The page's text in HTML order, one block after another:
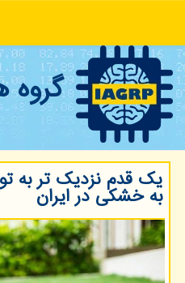
یک قدم نزدیک تر به
به خشکی در ایران